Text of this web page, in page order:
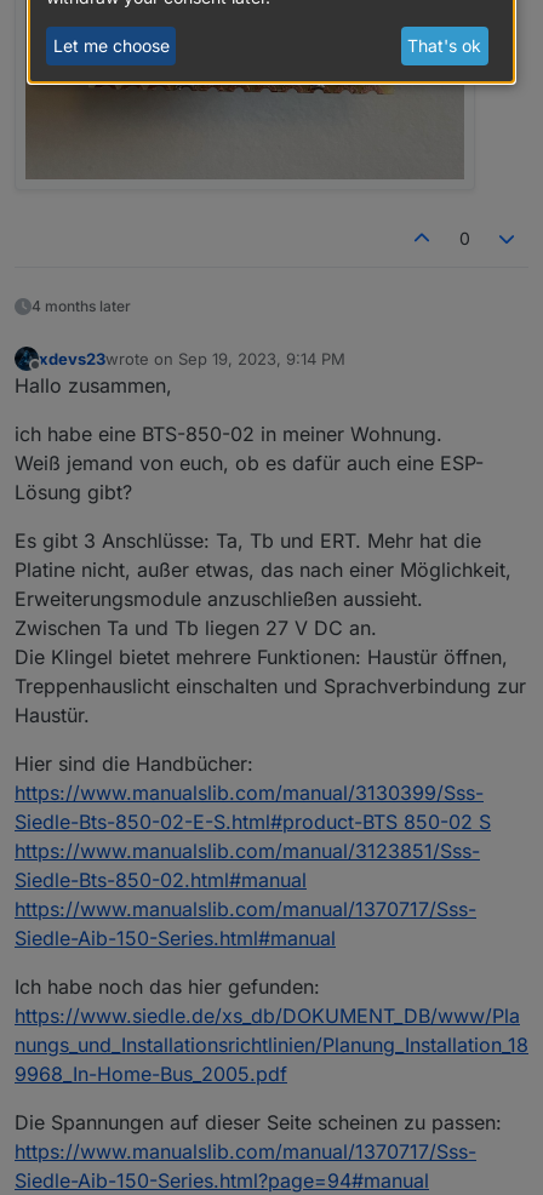
0
4 months later
Offline
xdevs23wrote on Sep 19, 2023, 9:14 PM
last edited by
Hallo zusammen,
ich habe eine BTS-850-02 in meiner Wohnung.
Weiß jemand von euch, ob es dafür auch eine ESP-
Lösung gibt?
Es gibt 3 Anschlüsse: Ta, Tb und ERT. Mehr hat die
Platine nicht, außer etwas, das nach einer Möglichkeit,
Erweiterungsmodule anzuschließen aussieht.
Zwischen Ta und Tb liegen 27 V DC an.
Die Klingel bietet mehrere Funktionen: Haustür öffnen,
Treppenhauslicht einschalten und Sprachverbindung zur
Haustür.
Hier sind die Handbücher:
https://www.manualslib.com/manual/3130399/Sss-
Siedle-Bts-850-02-E-S.html#product-BTS 850-02 S
https://www.manualslib.com/manual/3123851/Sss-
Siedle-Bts-850-02.html#manual
https://www.manualslib.com/manual/1370717/Sss-
Siedle-Aib-150-Series.html#manual
Ich habe noch das hier gefunden:
https://www.siedle.de/xs_db/DOKUMENT_DB/www/Pla
nungs_und_Installationsrichtlinien/Planung_Installation_18
9968_In-Home-Bus_2005.pdf
Die Spannungen auf dieser Seite scheinen zu passen:
https://www.manualslib.com/manual/1370717/Sss-
Siedle-Aib-150-Series.html?page=94#manual
Let me choose That's ok